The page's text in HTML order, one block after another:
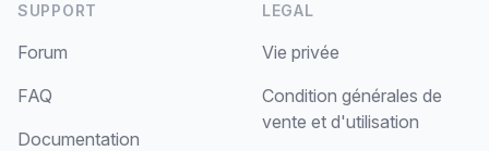
SUPPORT
Forum
FAQ
Documentation
LEGAL
Vie privée
Condition générales de
vente et d'utilisation